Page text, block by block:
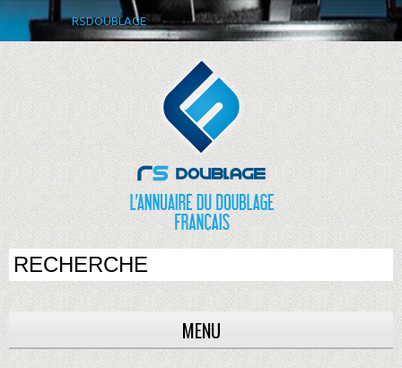
RSDOUBLAGE
MENU